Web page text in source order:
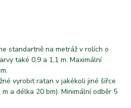
standartně na metráž v rolích o
také 0,9 a 1,1 m. Maximální
vyrobit ratan v jakékoli jiné šířce
a délka 20 bm). Minimální odběr 5